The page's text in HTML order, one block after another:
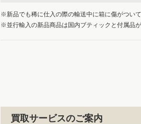
※新品でも稀に仕入の際の輸送中に箱に傷がつい
※並行輸入の新品商品は国内ブティックと付属品
買取サービスのご案内